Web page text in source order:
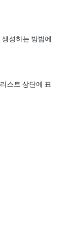
성하는 방법에
스트 상단에 표